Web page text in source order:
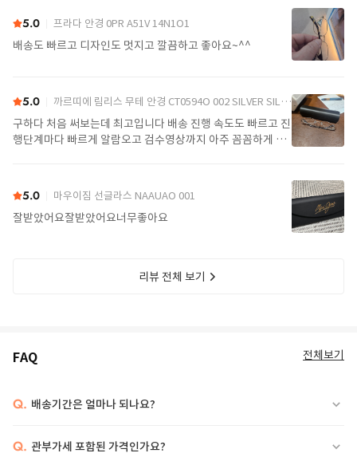
5.0 프라다 안경 0PR A51V 14N1O1
배송도 빠르고 디자인도 멋지고 깔끔하고 좋아요~^^
5.0 까르띠에 림리스 무테 안경 CT0594O 002 SILVER SILVER TRANSPARENT
구하다 처음 써보는데 최고입니다 배송 진행 속도도 빠르고 진
행단계마다 빠르게 알람오고 검수영상까지 아주 꼼꼼하게 찍
5.0 마우이짐 선글라스 NAAUAO 001
잘받았어요잘받았어요너무좋아요
리뷰 전체 보기
FAQ 전체보기
Q. 배송기간은 얼마나 되나요?
Q. 관부가세 포함된 가격인가요?